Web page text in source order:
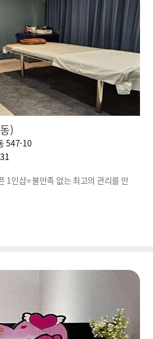
)
547-10
1인샵⭐불만족 없는 최고의 관리를 만